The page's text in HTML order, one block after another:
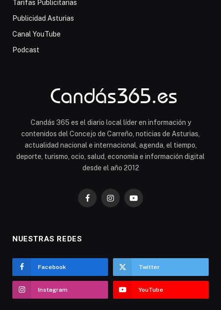
Tarifas Publicitarias
Publicidad Asturias
Canal YouTube
Podcast
Candás 365 es el diario local líder en información y
contenidos del Concejo de Carreño, noticias de Asturias,
actualidad nacional e internacional, agenda, el tiempo,
deporte, turismo, ocio, salud, economía e información digital
desde el año 2012
FacebookInstagramYouTube
NUESTRAS REDES
Facebook Twitter
Instagram YouTube